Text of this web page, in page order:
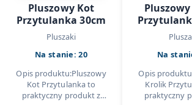
Pluszowy Kot
Przytulanka 30cm
Pluszaki
Na stanie: 20
Opis produktu:Pluszowy
Kot Przytulanka to
praktyczny produkt z
Na
Opis
Krolik
praktyczny